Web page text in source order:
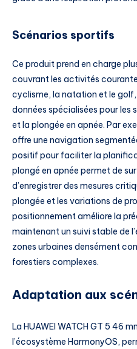
Scénarios sportifs
Ce produit prend en charge
couvrant les activités
cyclisme, la natation et le
données spécialisées pour les
et la plongée en apnée. Par
offre une navigation
positif pour faciliter la
plongé en apnée permet de
d’enregistrer des mesures
plongée et les variations de
positionnement améliore la
maintenant un suivi stable de
zones urbaines densément
forestiers complexes.
Adaptation aux
La HUAWEI WATCH GT 5 46
l’écosystème HarmonyOS,